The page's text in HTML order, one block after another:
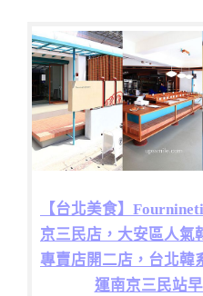
【台北美食】
京三民店，大安區人氣
專賣店開二店，台北韓
運南京三民站